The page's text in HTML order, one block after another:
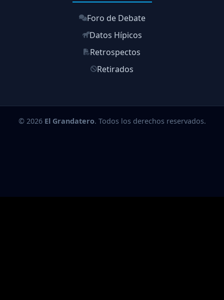
Foro de Debate
Datos Hípicos
Retrospectos
Retirados
© 2026 El Grandatero. Todos los derechos reservados.